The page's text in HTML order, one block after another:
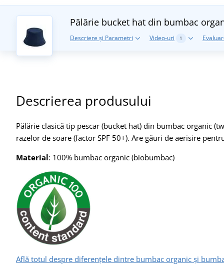
Pălărie bucket hat din bumbac
Descriere și Parametri Video-uri 1
Descrierea produsului
Pălărie clasică tip pescar (bucket hat) din bumbac organic
razelor de soare (factor SPF 50+). Are găuri de aerisire
Material: 100% bumbac organic (biobumbac)
Află totul despre diferențele dintre bumbac organic și